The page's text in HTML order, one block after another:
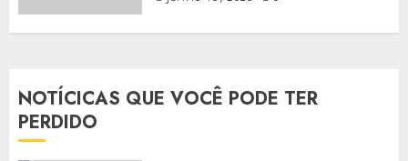
NOTÍCICAS QUE VOCÊ PODE TER
PERDIDO